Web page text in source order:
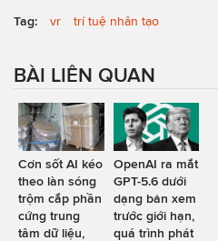
Tag: vr trí tuệ nhân tạo
BÀI LIÊN QUAN
Cơn sốt AI kéo
theo làn sóng
trộm cắp phần
cứng trung
tâm dữ liệu,
OpenAI ra mắt
GPT-5.6 dưới
dạng bản xem
trước giới hạn,
quá trình phát